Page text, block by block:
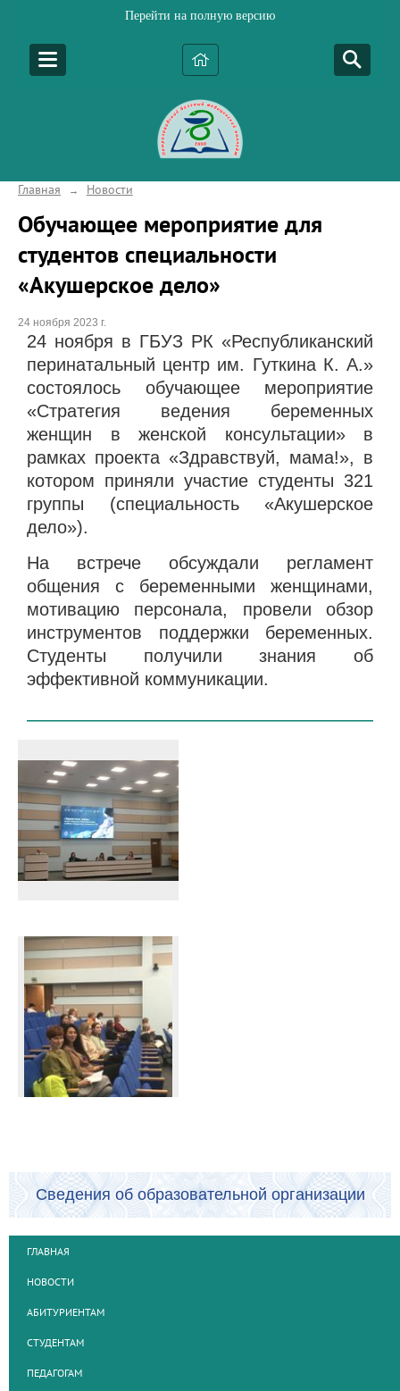
Перейти на полную версию
Главная → Новости
Обучающее мероприятие для
студентов специальности
«Акушерское дело»
24 ноября 2023 г.
24 ноября в ГБУЗ РК «Республиканский
перинатальный центр им. Гуткина К. А.»
состоялось обучающее мероприятие
«Стратегия ведения беременных
женщин в женской консультации» в
рамках проекта «Здравствуй, мама!», в
котором приняли участие студенты 321
группы (специальность «Акушерское
дело»).
На встрече обсуждали регламент
общения с беременными женщинами,
мотивацию персонала, провели обзор
инструментов поддержки беременных.
Студенты получили знания об
эффективной коммуникации.
Сведения об образовательной организации
ГЛАВНАЯ
НОВОСТИ
АБИТУРИЕНТАМ
СТУДЕНТАМ
ПЕДАГОГАМ